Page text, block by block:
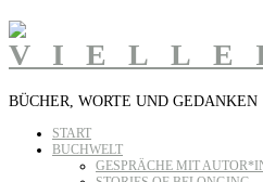
BÜCHER, WORTE UND GEDANKEN
START
BUCHWELT
GESPRÄCHE MIT